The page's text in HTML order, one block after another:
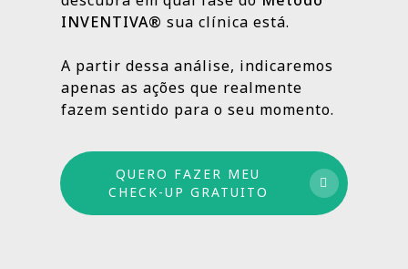
Por isso trabalhamos com um método
médio e longo prazo para garantir
crescimento sustentável.
INVENTIVA® sua clínica está.
A partir dessa análise, indicaremos
apenas as ações que realmente
fazem sentido para o seu momento.
QUERO FAZER MEU
CHECK-UP GRATUITO